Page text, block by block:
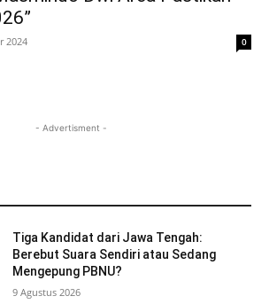
2024 0
- Advertisment -
Tiga Kandidat dari Jawa Tengah:
Berebut Suara Sendiri atau Sedang
Mengepung PBNU?
9 Agustus 2026